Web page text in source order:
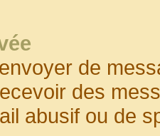
de
des
abusif ou de